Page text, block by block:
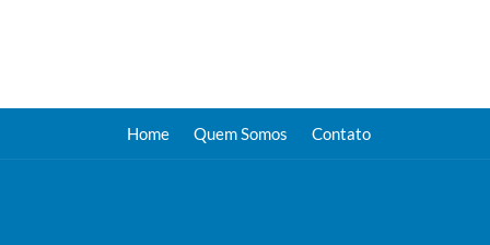
Home Quem Somos Contato